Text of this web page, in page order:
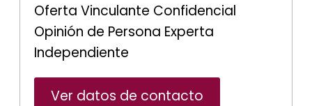
Oferta Vinculante Confidencial
Opinión de Persona Experta
Independiente
Ver datos de contacto